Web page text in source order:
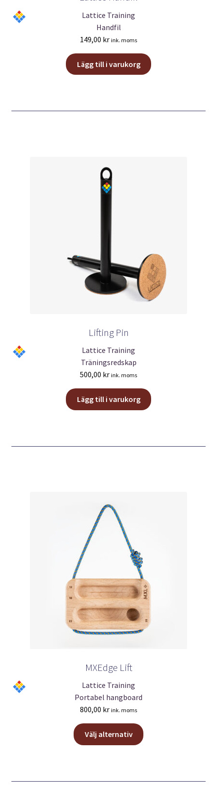
Lattice Training
Handfil
149,00 kr ink. moms
Lägg till i varukorg
Lifting Pin
Lattice Training
Träningsredskap
500,00 kr ink. moms
Lägg till i varukorg
MXEdge Lift
Lattice Training
Portabel hangboard
800,00 kr ink. moms
Välj alternativ
Den
här